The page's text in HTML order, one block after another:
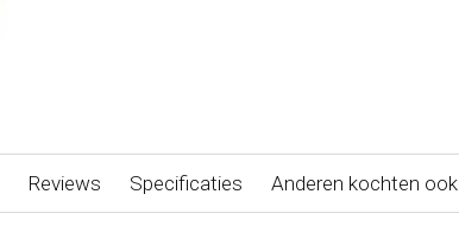
Reviews Specificaties Anderen kochten ook